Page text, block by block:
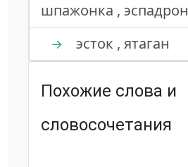
шпажонка , эспадрон
→ эсток , ятаган
Похожие слова и
словосочетания